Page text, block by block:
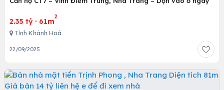
2.35 tỷ · 61m
2
Tỉnh Khánh Hoà
22/09/2025